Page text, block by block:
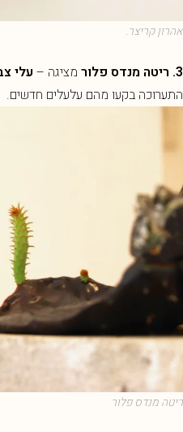
אהרון קריצר.
3. ריטה מנדס פלור מציגה – עלי
התערוכה בקעו מהם עלעלים חדשים.
ריטה מנדס פלור